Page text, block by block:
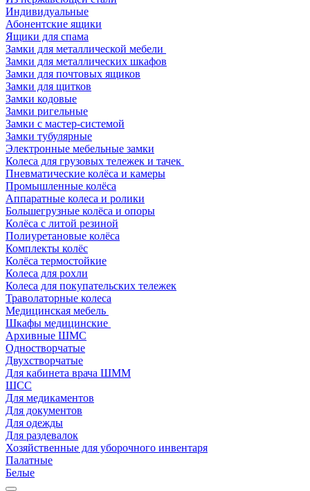
Индивидуальные
Абонентские ящики
Ящики для спама
Замки для металлической мебели
Замки для металлических шкафов
Замки для почтовых ящиков
Замки для щитков
Замки кодовые
Замки ригельные
Замки с мастер-системой
Замки тубулярные
Электронные мебельные замки
Колеса для грузовых тележек и тачек
Пневматические колёса и камеры
Промышленные колёса
Аппаратные колеса и ролики
Большегрузные колёса и опоры
Колёса с литой резиной
Полиуретановые колёса
Комплекты колёс
Колёса термостойкие
Колеса для рохли
Колеса для покупательских тележек
Траволаторные колеса
Медицинская мебель
Шкафы медицинские
Архивные ШМС
Одностворчатые
Двухстворчатые
Для кабинета врача ШММ
ШСС
Для медикаментов
Для документов
Для одежды
Для раздевалок
Хозяйственные для уборочного инвентаря
Палатные
Белые